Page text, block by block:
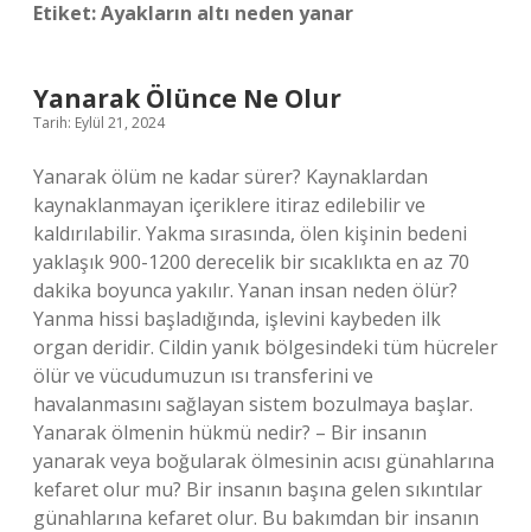
Etiket:Ayakların altı neden yanar
Yanarak Ölünce Ne Olur
Tarih: Eylül 21, 2024
Yanarak ölüm ne kadar sürer? Kaynaklardan
kaynaklanmayan içeriklere itiraz edilebilir ve
kaldırılabilir. Yakma sırasında, ölen kişinin bedeni
yaklaşık 900-1200 derecelik bir sıcaklıkta en az 70
dakika boyunca yakılır. Yanan insan neden ölür?
Yanma hissi başladığında, işlevini kaybeden ilk
organ deridir. Cildin yanık bölgesindeki tüm hücreler
ölür ve vücudumuzun ısı transferini ve
havalanmasını sağlayan sistem bozulmaya başlar.
Yanarak ölmenin hükmü nedir? – Bir insanın
yanarak veya boğularak ölmesinin acısı günahlarına
kefaret olur mu? Bir insanın başına gelen sıkıntılar
günahlarına kefaret olur. Bu bakımdan bir insanın